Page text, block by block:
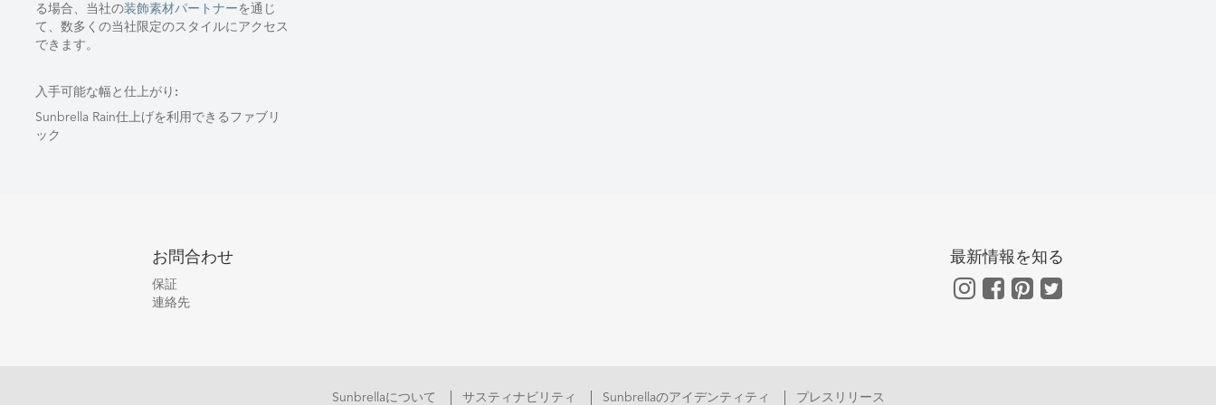
る場合、当社の装飾素材パートナーを通じ
て、数多くの当社限定のスタイルにアクセス
できます。
入手可能な幅と仕上がり:
Sunbrella Rain仕上げを利用できるファブリ
ック
お問合わせ
保証
連絡先
最新情報を知る
Sunbrellaについて サスティナビリティ Sunbrellaのアイデンティティ プレスリリース